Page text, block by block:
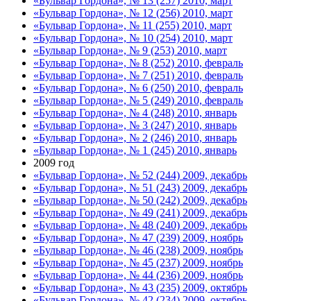
«Бульвар Гордона», № 12 (256) 2010, март
«Бульвар Гордона», № 11 (255) 2010, март
«Бульвар Гордона», № 10 (254) 2010, март
«Бульвар Гордона», № 9 (253) 2010, март
«Бульвар Гордона», № 8 (252) 2010, февраль
«Бульвар Гордона», № 7 (251) 2010, февраль
«Бульвар Гордона», № 6 (250) 2010, февраль
«Бульвар Гордона», № 5 (249) 2010, февраль
«Бульвар Гордона», № 4 (248) 2010, январь
«Бульвар Гордона», № 3 (247) 2010, январь
«Бульвар Гордона», № 2 (246) 2010, январь
«Бульвар Гордона», № 1 (245) 2010, январь
2009 год
«Бульвар Гордона», № 52 (244) 2009, декабрь
«Бульвар Гордона», № 51 (243) 2009, декабрь
«Бульвар Гордона», № 50 (242) 2009, декабрь
«Бульвар Гордона», № 49 (241) 2009, декабрь
«Бульвар Гордона», № 48 (240) 2009, декабрь
«Бульвар Гордона», № 47 (239) 2009, ноябрь
«Бульвар Гордона», № 46 (238) 2009, ноябрь
«Бульвар Гордона», № 45 (237) 2009, ноябрь
«Бульвар Гордона», № 44 (236) 2009, ноябрь
«Бульвар Гордона», № 43 (235) 2009, октябрь